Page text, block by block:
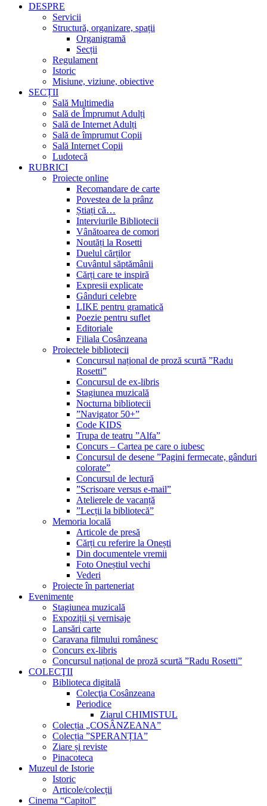
DESPRE
Servicii
Structură, organizare, spații
Organigramă
Secții
Regulament
Istoric
Misiune, viziune, obiective
SECȚII
Sală Multimedia
Sală de Împrumut Adulți
Sală de Internet Adulți
Sală de împrumut Copii
Sală Internet Copii
Ludotecă
RUBRICI
Proiecte online
Recomandare de carte
Povestea de la prânz
Știați că…
Interviurile Bibliotecii
Vânătoarea de comori
Noutăți la Rosetti
Duelul cărților
Cuvântul săptămânii
Cărți care te inspiră
Expresii explicate
Gânduri celebre
LIKE pentru gramatică
Poezie pentru suflet
Editoriale
Filiala Cosânzeana
Proiectele bibliotecii
Concursul național de proză scurtă ”Radu
Rosetti”
Concursul de ex-libris
Stagiunea muzicală
Nocturna bibliotecii
”Navigator 50+”
Code KIDS
Trupa de teatru ”Alfa”
Concurs – Cartea pe care o iubesc
Concursul de desene ”Pagini fermecate, gânduri
colorate”
Concursul de lectură
”Scrisoare versus e-mail”
Atelierele de vacanță
”Lecții la bibliotecă”
Memoria locală
Articole de presă
Cărți cu referire la Onești
Din documentele vremii
Foto Oneștiul vechi
Vederi
Proiecte în parteneriat
Evenimente
Stagiunea muzicală
Expoziții și vernisaje
Lansări carte
Caravana filmului românesc
Concurs ex-libris
Concursul național de proză scurtă ”Radu Rosetti”
COLECŢII
Biblioteca digitală
Colecţia Cosânzeana
Periodice
Ziarul CHIMISTUL
Colecția „COSÂNZEANA”
Colecția ”SPERANȚIA”
Ziare și reviste
Pinacoteca
Muzeul de Istorie
Istoric
Articole/colecții
Cinema “Capitol”